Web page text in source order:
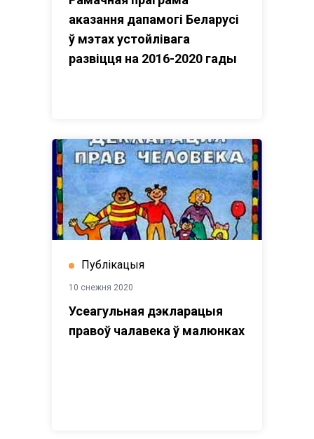
аказання дапамогі Беларусі
ў мэтах устойлівага
развіцця на 2016-2020 гады
Публікацыя
10 снежня 2020
Усеагульная дэкларацыя
правоў чалавека ў малюнках